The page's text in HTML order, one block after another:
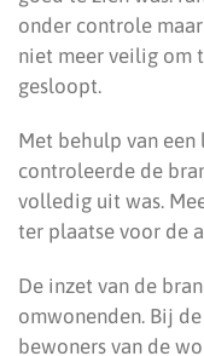
onder controle
niet meer veilig om
gesloopt.
Met behulp van
controleerde de
volledig uit was.
ter plaatse voor de
De inzet van de
omwonenden. Bij
bewoners van de